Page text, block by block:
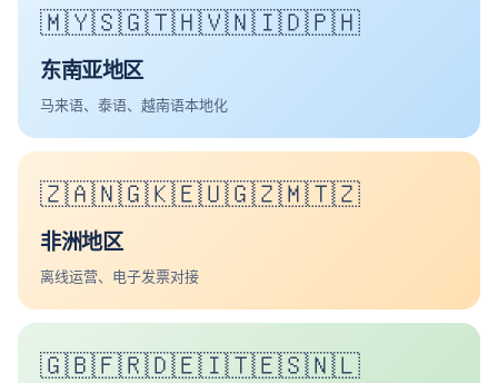
🇲🇾🇸🇬🇹🇭🇻🇳🇮🇩🇵🇭
东南亚地区
马来语、泰语、越南语本地化
🇿🇦🇳🇬🇰🇪🇺🇬🇿🇲🇹🇿
非洲地区
离线运营、电子发票对接
🇬🇧🇫🇷🇩🇪🇮🇹🇪🇸🇳🇱